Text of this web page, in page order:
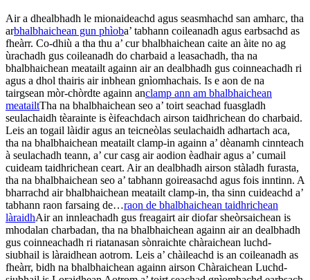
Air a dhealbhadh le mionaideachd agus seasmhachd san amharc, tha
arbhalbhaichean gun phìoba’ tabhann coileanadh agus earbsachd as
fheàrr. Co-dhiù a tha thu a’ cur bhalbhaichean caite an àite no ag
ùrachadh gus coileanadh do charbaid a leasachadh, tha na
bhalbhaichean meatailt againn air an dealbhadh gus coinneachadh ri
agus a dhol thairis air inbhean gnìomhachais. Is e aon de na
tairgsean mòr-chòrdte againn anclamp ann am bhalbhaichean
meatailtTha na bhalbhaichean seo a’ toirt seachad fuasgladh
seulachaidh tèarainte is èifeachdach airson taidhrichean do charbaid.
Leis an togail làidir agus an teicneòlas seulachaidh adhartach aca,
tha na bhalbhaichean meatailt clamp-in againn a’ dèanamh cinnteach
à seulachadh teann, a’ cur casg air aodion èadhair agus a’ cumail
cuideam taidhrichean ceart. Air an dealbhadh airson stàladh furasta,
tha na bhalbhaichean seo a’ tabhann goireasachd agus fois inntinn. A
bharrachd air bhalbhaichean meatailt clamp-in, tha sinn cuideachd a’
tabhann raon farsaing de…raon de bhalbhaichean taidhrichean
làraidhAir an innleachadh gus freagairt air diofar sheòrsaichean is
mhodalan charbadan, tha na bhalbhaichean againn air an dealbhadh
gus coinneachadh ri riatanasan sònraichte chàraichean luchd-
siubhail is làraidhean aotrom. Leis a’ chàileachd is an coileanadh as
fheàrr, bidh na bhalbhaichean againn airson Chàraichean Luchd-